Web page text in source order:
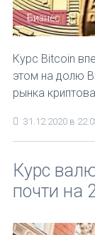
Бизнес
Курс Bitcoin
этом на долю
рынка
31.12.2020 в
Курс
почти на